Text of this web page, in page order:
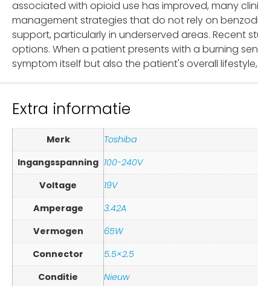
associated with opioid use has improved, many
management strategies that do not rely on
support, particularly in underserved areas. Recent
options. When a patient presents with a burning
symptom itself but also the patient's overall
Extra informatie
Merk
Toshiba
Ingangsspanning 100-240V
Voltage
19V
Amperage
3.42A
Vermogen
65W
Connector
5.5×2.5
Conditie
Nieuw